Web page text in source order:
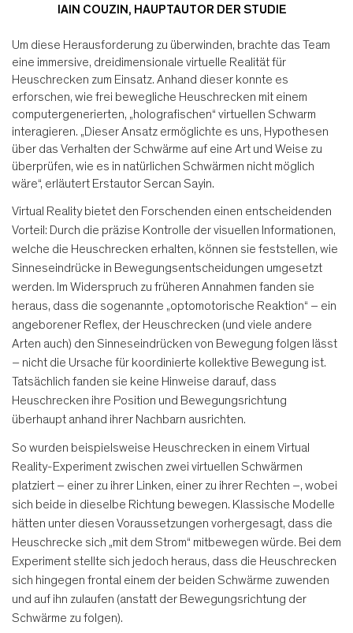
IAIN COUZIN, HAUPTAUTOR DER STUDIE
Um diese Herausforderung zu überwinden, brachte das Team
eine immersive, dreidimensionale virtuelle Realität für
Heuschrecken zum Einsatz. Anhand dieser konnte es
erforschen, wie frei bewegliche Heuschrecken mit einem
computergenerierten, „holografischen“ virtuellen Schwarm
interagieren. „Dieser Ansatz ermöglichte es uns, Hypothesen
über das Verhalten der Schwärme auf eine Art und Weise zu
überprüfen, wie es in natürlichen Schwärmen nicht möglich
wäre“, erläutert Erstautor Sercan Sayin.
Virtual Reality bietet den Forschenden einen entscheidenden
Vorteil: Durch die präzise Kontrolle der visuellen Informationen,
welche die Heuschrecken erhalten, können sie feststellen, wie
Sinneseindrücke in Bewegungsentscheidungen umgesetzt
werden. Im Widerspruch zu früheren Annahmen fanden sie
heraus, dass die sogenannte „optomotorische Reaktion“ – ein
angeborener Reflex, der Heuschrecken (und viele andere
Arten auch) den Sinneseindrücken von Bewegung folgen lässt
– nicht die Ursache für koordinierte kollektive Bewegung ist.
Tatsächlich fanden sie keine Hinweise darauf, dass
Heuschrecken ihre Position und Bewegungsrichtung
überhaupt anhand ihrer Nachbarn ausrichten.
So wurden beispielsweise Heuschrecken in einem Virtual
Reality-Experiment zwischen zwei virtuellen Schwärmen
platziert – einer zu ihrer Linken, einer zu ihrer Rechten –, wobei
sich beide in dieselbe Richtung bewegen. Klassische Modelle
hätten unter diesen Voraussetzungen vorhergesagt, dass die
Heuschrecke sich „mit dem Strom“ mitbewegen würde. Bei dem
Experiment stellte sich jedoch heraus, dass die Heuschrecken
sich hingegen frontal einem der beiden Schwärme zuwenden
und auf ihn zulaufen (anstatt der Bewegungsrichtung der
Schwärme zu folgen).